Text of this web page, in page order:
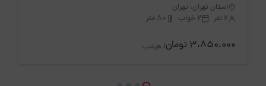
استان تهران، تهران
2 نفر
2 خواب 80 متر
3،850،000 تومان / هرشب